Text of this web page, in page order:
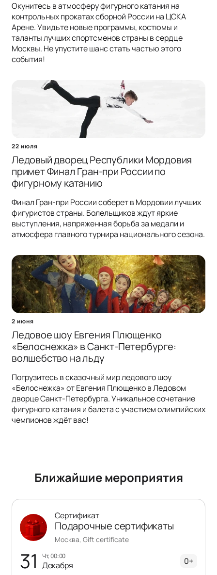
Окунитесь в атмосферу фигурного катания на
контрольных прокатах сборной России на ЦСКА
Арене. Увидьте новые программы, костюмы и
таланты лучших спортсменов страны в сердце
Москвы. Не упустите шанс стать частью этого
события!
22 июля
Ледовый дворец Республики Мордовия
примет Финал Гран-при России по
фигурному катанию
Финал Гран-при России соберет в Мордовии лучших
фигуристов страны. Болельщиков ждут яркие
выступления, напряженная борьба за медали и
атмосфера главного турнира национального сезона.
2 июня
Ледовое шоу Евгения Плющенко
«Белоснежка» в Санкт-Петербурге:
волшебство на льду
Погрузитесь в сказочный мир ледового шоу
«Белоснежка» от Евгения Плющенко в Ледовом
дворце Санкт-Петербурга. Уникальное сочетание
фигурного катания и балета с участием олимпийских
чемпионов ждёт вас!
Ближайшие мероприятия
31 чт, 00:00
Декабря
Сертификат
Подарочные сертификаты
Москва, Gift certificate
0+